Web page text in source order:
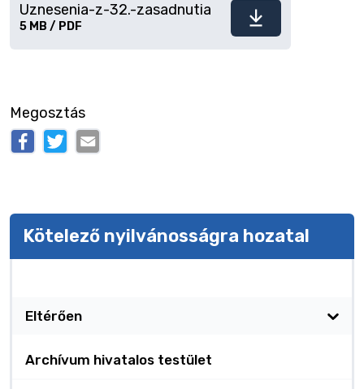
Fájl
Uznesenia-z-32.-zasadnutia
5 MB / PDF
Megosztás
Kötelező nyilvánosságra hozatal
Eltérően
Archívum hivatalos testület